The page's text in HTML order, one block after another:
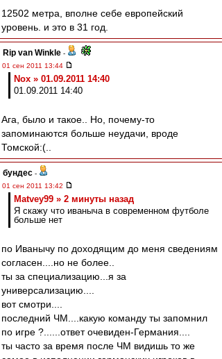
12502 метра, вполне себе европейский
уровень. и это в 31 год.
Rip van Winkle -
01 сен 2011 13:44
Nox » 01.09.2011 14:40
01.09.2011 14:40
Ага, было и такое.. Но, почему-то
запоминаются больше неудачи, вроде
Томской:(..
бундес -
01 сен 2011 13:42
Matvey99 » 2 минуты назад
Я скажу что иваныча в современном футболе
больше нет
по Иванычу по доходящим до меня сведениям
согласен....но не более..
ты за специализацию...я за
универсализацию....
вот смотри....
последний ЧМ....какую команду ты запомнил
по игре ?......ответ очевиден-Германия....
ты часто за время после ЧМ видишь то же